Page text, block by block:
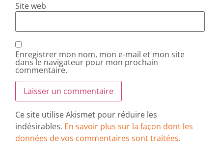
Site web
Enregistrer mon nom, mon e-mail et mon site
dans le navigateur pour mon prochain
commentaire.
Ce site utilise Akismet pour réduire les
indésirables. En savoir plus sur la façon dont les
données de vos commentaires sont traitées.